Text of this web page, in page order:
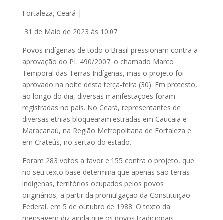
Fortaleza, Ceará |
31 de Maio de 2023 às 10:07
Povos indígenas de todo o Brasil pressionam contra a
aprovação do PL 490/2007, o chamado Marco
Temporal das Terras Indígenas, mas o projeto foi
aprovado na noite desta terça-feira (30). Em protesto,
ao longo do dia, diversas manifestações foram
registradas no país. No Ceará, representantes de
diversas etnias bloquearam estradas em Caucaia e
Maracanaú, na Região Metropolitana de Fortaleza e
em Crateús, no sertão do estado.
Foram 283 votos a favor e 155 contra o projeto, que
no seu texto base determina que apenas são terras
indígenas, territórios ocupados pelos povos
originários, a partir da promulgação da Constituição
Federal, em 5 de outubro de 1988. O texto da
mensagem diz ainda que os povos tradicionais